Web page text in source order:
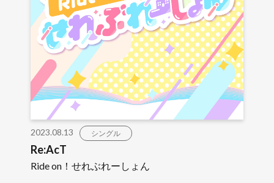
2023.08.13 シングル
Re:AcT
Ride on！せれぶれーしょん